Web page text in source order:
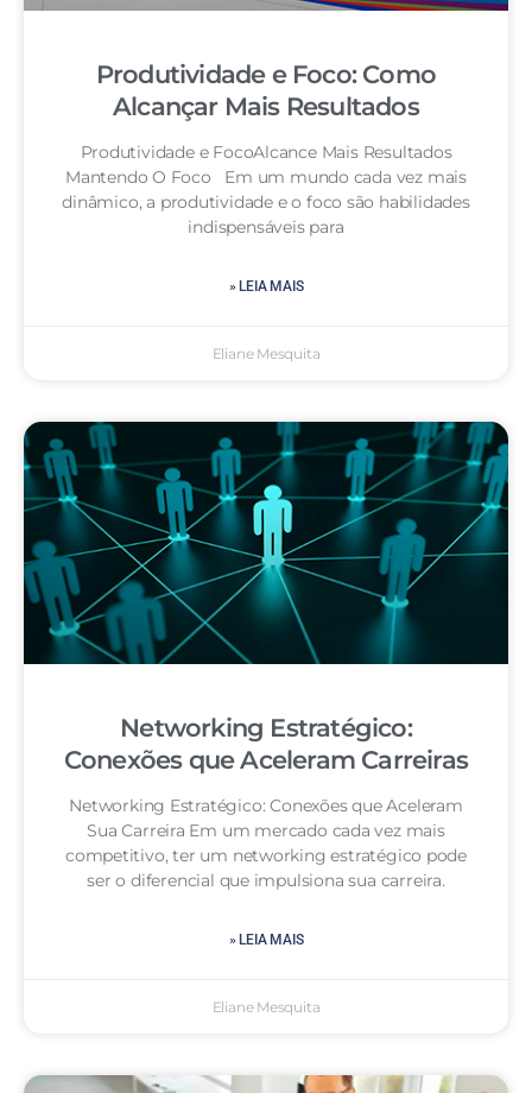
Produtividade e Foco: Como
Alcançar Mais Resultados
Produtividade e FocoAlcance Mais Resultados
Mantendo O Foco Em um mundo cada vez mais
dinâmico, a produtividade e o foco são habilidades
indispensáveis para
» LEIA MAIS
Eliane Mesquita
Networking Estratégico:
Conexões que Aceleram Carreiras
Networking Estratégico: Conexões que Aceleram
Sua Carreira Em um mercado cada vez mais
competitivo, ter um networking estratégico pode
ser o diferencial que impulsiona sua carreira.
» LEIA MAIS
Eliane Mesquita